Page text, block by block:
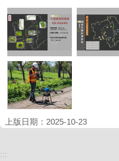
上版日期：2025-10-23
:::